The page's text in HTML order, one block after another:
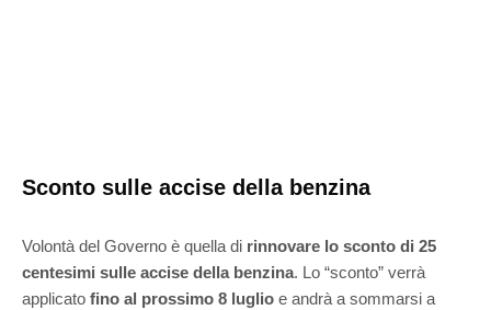
Sconto sulle accise della benzina
Volontà del Governo è quella di rinnovare lo sconto di 25
centesimi sulle accise della benzina. Lo “sconto” verrà
applicato fino al prossimo 8 luglio e andrà a sommarsi a